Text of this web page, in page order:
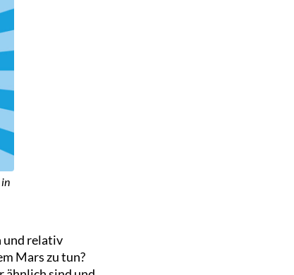
und relativ
Mars zu tun?